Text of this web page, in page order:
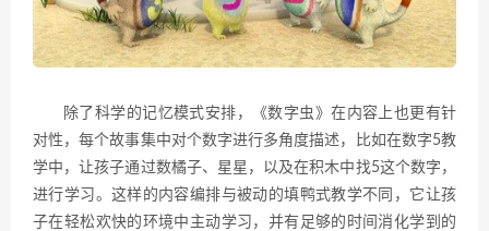
除了科学的记忆模式安排，《数字虫》在内容上也更有针
对性，每个故事集中对个数字进行多角度描述，比如在数字5教
学中，让孩子通过数橘子、星星，以及在积木中找5这个数字，
进行学习。这样的内容编排与被动的填鸭式教学不同，它让孩
子在轻松欢快的环境中主动学习，并有足够的时间消化学到的